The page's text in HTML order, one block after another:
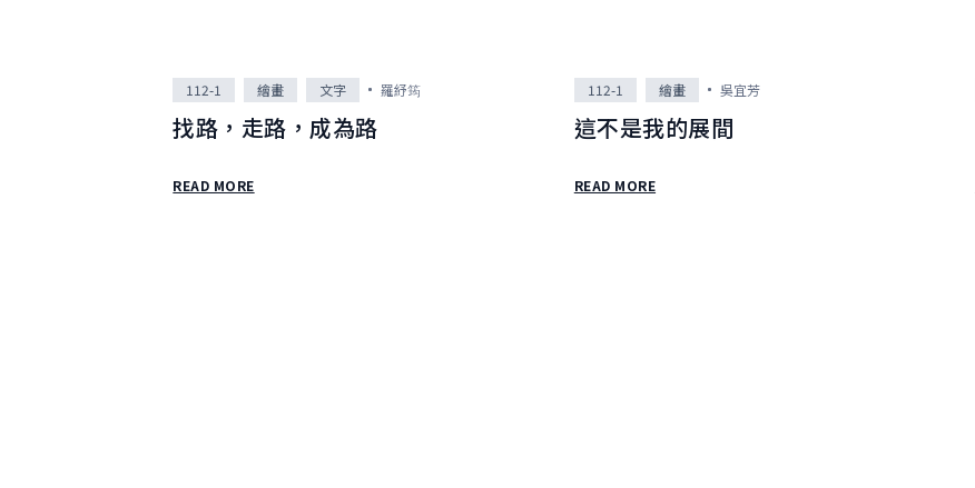
112-1 繪畫 文字 羅紓筠
找路，走路，成為路
READ MORE
112-1 繪畫 吳宜芳
這不是我的展間
READ MORE